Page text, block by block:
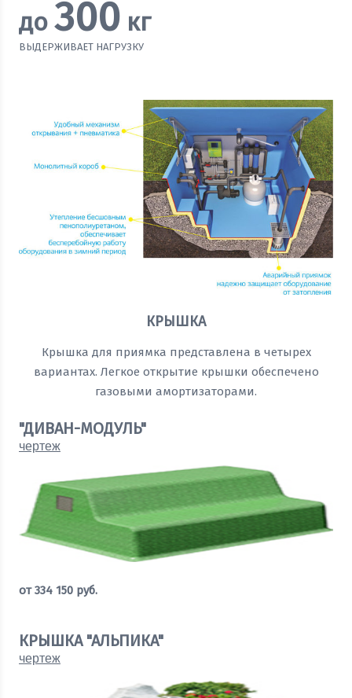
до 300 кг
ВЫДЕРЖИВАЕТ НАГРУЗКУ
КРЫШКА
Крышка для приямка представлена в четырех
вариантах. Легкое открытие крышки обеспечено
газовыми амортизаторами.
"ДИВАН-МОДУЛЬ"
чертеж
от334 150 руб.
КРЫШКА "АЛЬПИКА"
чертеж